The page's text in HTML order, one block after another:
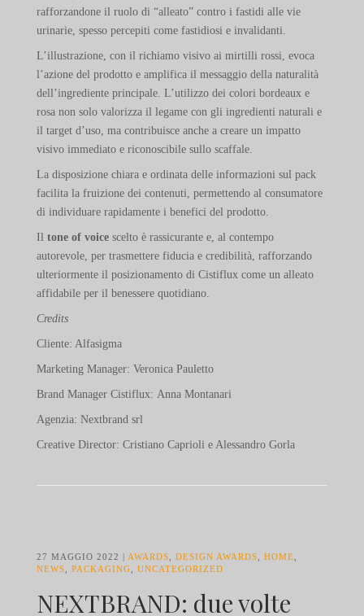
rafforzandone il ruolo di “alleato” contro i fastidi alle vie
urinarie, spesso percepiti come fastidiosi e invalidanti.
L’illustrazione, con il richiamo visivo ai mirtilli rossi, evoca
l’azione del prodotto e amplifica il messaggio della naturalità
dell’ingrediente principale. L’utilizzo dei colori bordeaux e
rosa non solo valorizza il legame con gli ingredienti naturali e
il target d’uso, ma contribuisce anche a creare un impatto
visivo immediato e riconoscibile sullo scaffale.
La disposizione chiara e ordinata delle informazioni sul pack
facilita la fruizione dei contenuti, permettendo al consumatore
di individuare rapidamente i benefici del prodotto.
Il tone of voicescelto è rassicurante e, al contempo
autorevole, per trasmettere fiducia e credibilità, rafforzando
ulteriormente il posizionamento di Cistiflux come un alleato
affidabile per il benessere quotidiano.
Credits
Cliente: Alfasigma
Marketing Manager: Veronica Pauletto
Brand Manager Cistiflux: Anna Montanari
Agenzia: Nextbrand srl
Creative Director: Cristiano Caprioli e Alessandro Gorla
27 MAGGIO 2022 AWARDS DESIGN AWARDS HOME
NEWS
PACKAGING UNCATEGORIZED
NEXTBRAND: due volte